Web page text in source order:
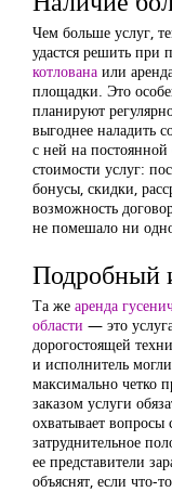
Чем больше услуг,
удастся решить
котлована или
площадки. Это
планируют
выгоднее наладить
с ней на
стоимости услуг:
бонусы, скидки,
возможность
не помешало ни
Подробный
Та же аренда
области — это
дорогостоящей
и исполнитель
максимально четко
заказом услуги
охватывает вопросы
затруднительное
ее представители
объяснят, если что-